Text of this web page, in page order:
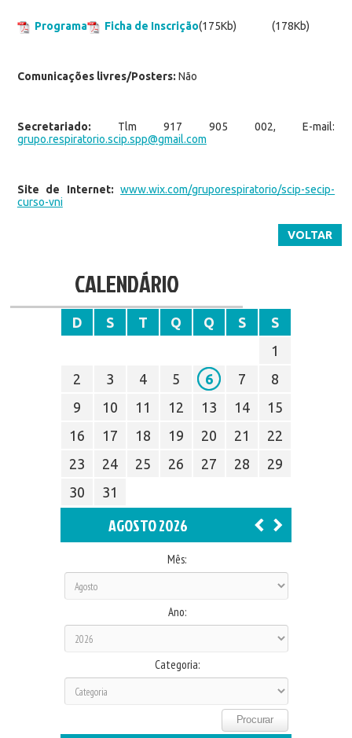
Programa (175Kb)
Ficha de Inscrição (178Kb)
Comunicações livres/Posters: Não
Secretariado: Tlm 917 905 002, E-mail:
grupo.respiratorio.scip.spp@gmail.com
Site de Internet: www.wix.com/gruporespiratorio/scip-secip-
curso-vni
VOLTAR
CALENDÁRIO
D S T Q Q S
S
1
2
3 4 5 6 7
8
9
10 11 12 13 14
15
16
17 18 19 20 21
22
23
24 25 26 27 28
29
30
31
AGOSTO 2026
Mês:
Ano:
Categoria: